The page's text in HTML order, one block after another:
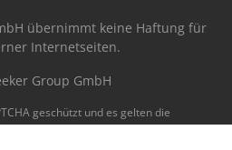
übernimmt keine Haftung für
Internetseiten.
Group GmbH
geschützt und es gelten die
undNutzungsbedingungenvon